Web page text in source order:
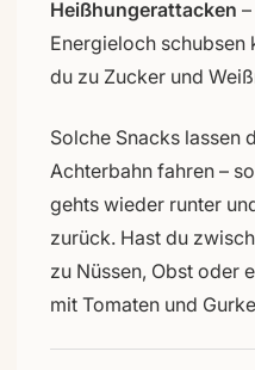
Heißhungerattacken
Energieloch schubsen
du zu Zucker und
Solche Snacks lassen
Achterbahn fahren –
gehts wieder runter
zurück. Hast du
zu Nüssen, Obst oder
mit Tomaten und